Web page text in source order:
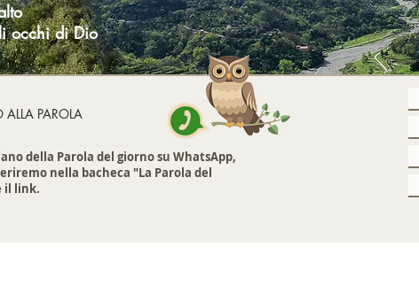
occhi di Dio
ALLA PAROLA
della Parola del giorno su WhatsApp,
nella bacheca "La Parola del
il link.